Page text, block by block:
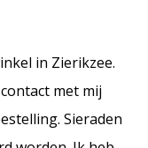
in Zierikzee.
met mij
Sieraden